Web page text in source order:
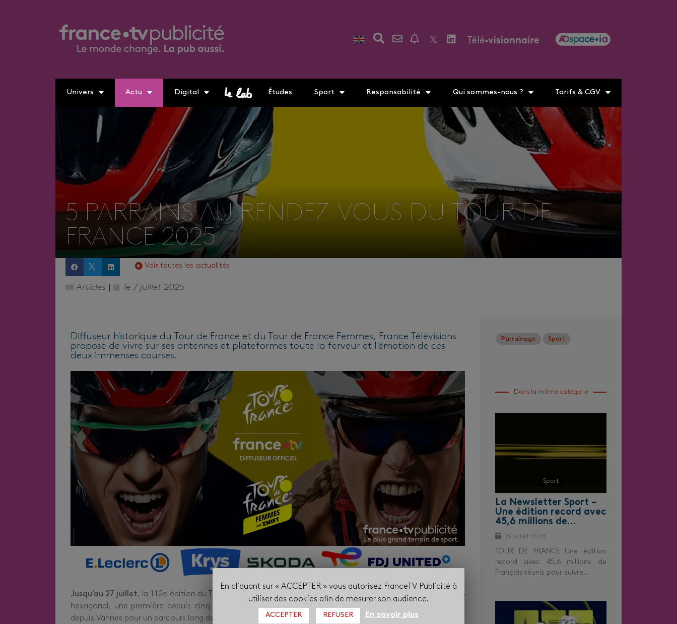
Univers Actu Digital Études Sport Responsabilité Qui sommes-nous ? Tarifs & CGV
5 PARRAINS AU RENDEZ-VOUS DU TOUR DE
FRANCE 2025
Voir toutes les actualités
Articles le 7 juillet 2025
Diffuseur historique du Tour de France et du Tour de France Femmes, France Télévisions
propose de vivre sur ses antennes et plateformes toute la ferveur et l'émotion de ces
deux immenses courses.
Jusqu’au 27 juillet, la 112e édition du Tour de France sera celle du retour aux sources avec un parcours 100%
hexagonal, une première depuis cinq ans. À partir du26 juillet , ce sera au peloton féminin de s’élancer
depuis Vannes pour un parcours long de 9 étapes, une grande première.
Parrainage Sport
Dans la même catégorie
Sport
La Newsletter Sport –
Une édition record avec
45,6 millions de…
29 juillet 2026
TOUR DE FRANCE Une édition
record avec 45,6 millions de
Français réunis pour suivre…
En cliquant sur « ACCEPTER » vous autorisez FranceTV Publicité à
utiliser des cookies afin de mesurer son audience.
ACCEPTER REFUSER En savoir plus